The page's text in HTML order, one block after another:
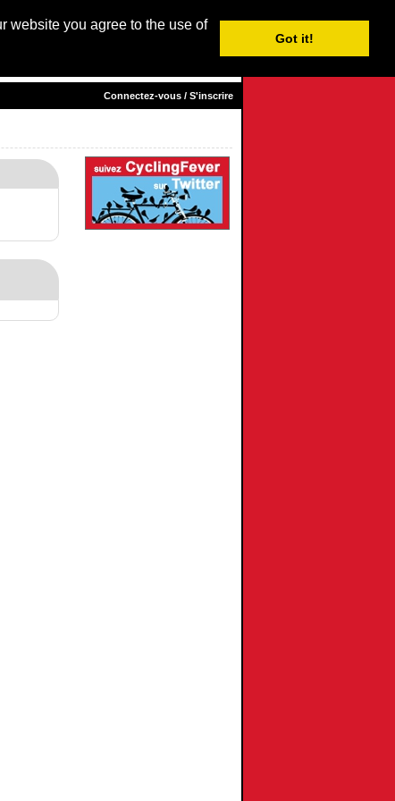
website you agree to the use of
Got it!
Login / Subscribe
Connectez-vous / S'inscrire